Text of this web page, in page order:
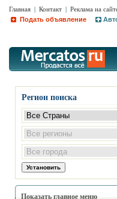
Главная | Контакт | Реклама на
Подать объявление
Регион поиска
Показать главное меню